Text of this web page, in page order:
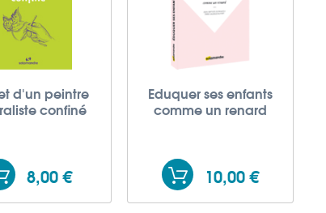
d'un peintre
confiné
8,00 €
Eduquer ses enfants
comme un renard
10,00 €